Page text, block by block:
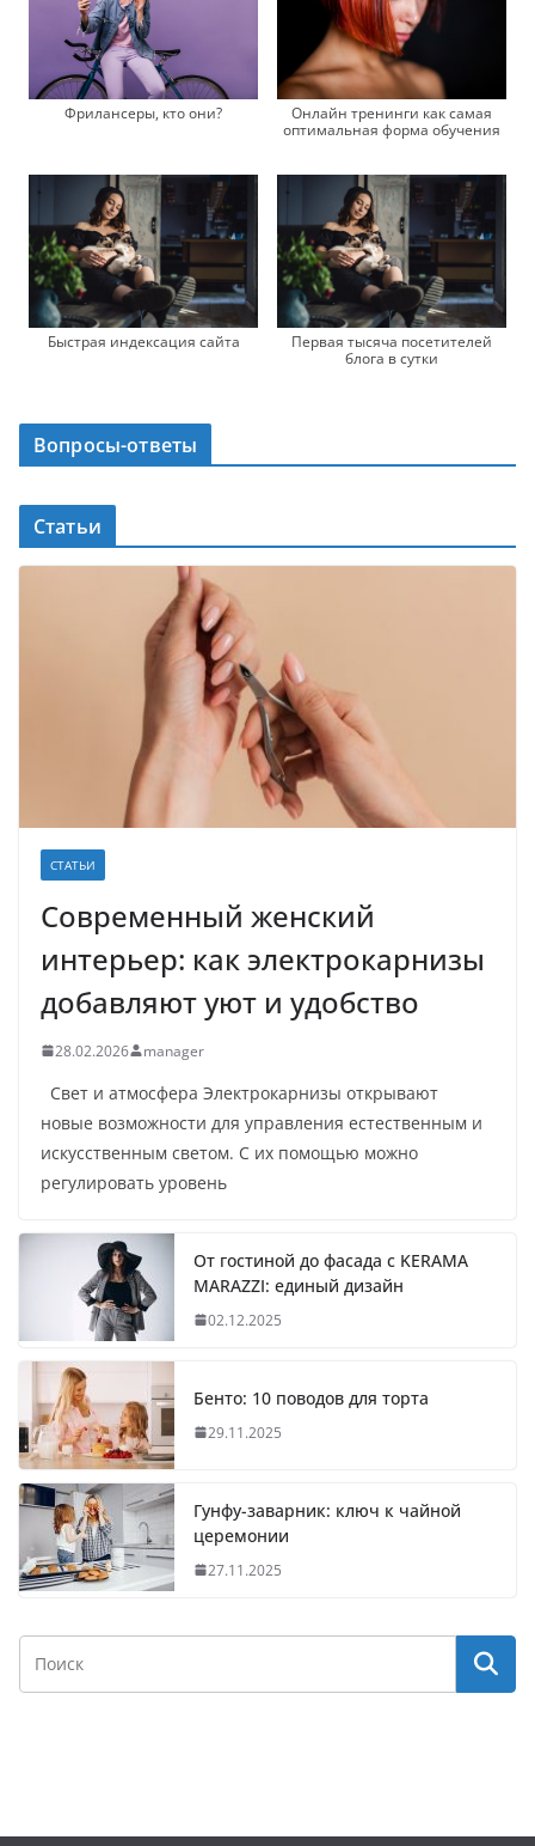
Фрилансеры, кто они?
Онлайн тренинги как самая
оптимальная форма обучения
Быстрая индексация сайта
Первая тысяча посетителей
блога в сутки
Вопросы-ответы
Статьи
СТАТЬИ
Современный женский
интерьер: как электрокарнизы
добавляют уют и удобство
28.02.2026 manager
Свет и атмосфера Электрокарнизы открывают
новые возможности для управления естественным и
искусственным светом. С их помощью можно
регулировать уровень
От гостиной до фасада с KERAMA
MARAZZI: единый дизайн
02.12.2025
Бенто: 10 поводов для торта
29.11.2025
Гунфу-заварник: ключ к чайной
церемонии
27.11.2025